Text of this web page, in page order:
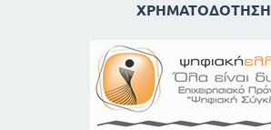
ΧΡΗΜΑΤΟΔΌΤΗΣΗ